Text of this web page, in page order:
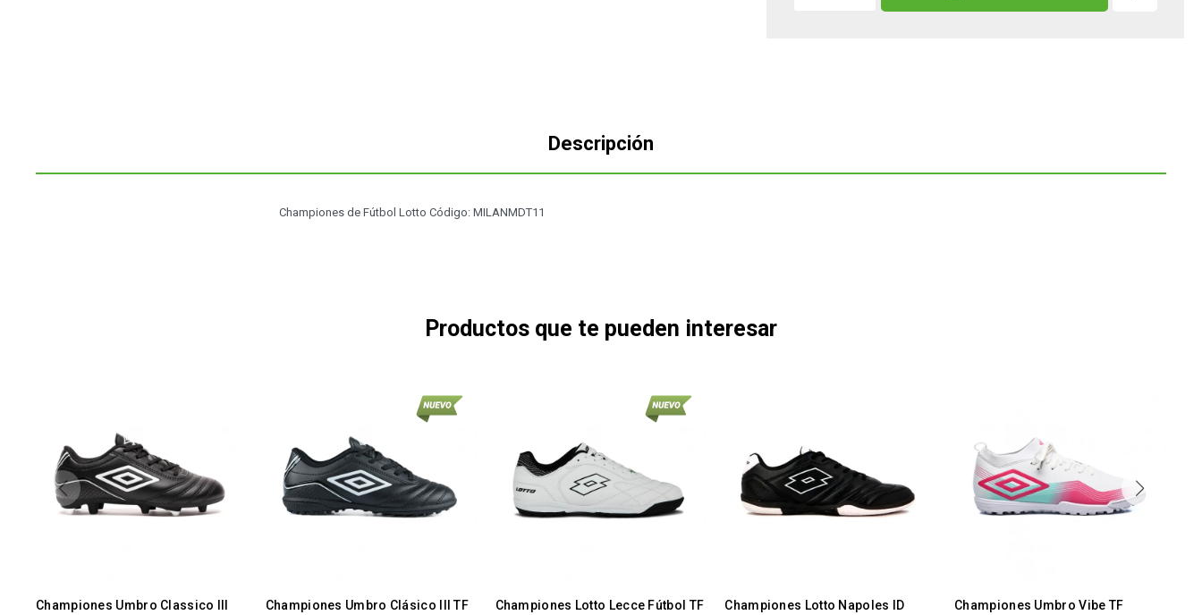
Descripción
Championes de Fútbol Lotto Código: MILANMDT11
Productos que te pueden interesar
Championes Umbro Classico III
Championes Umbro Clásico III TF
Championes Lotto Lecce Fútbol TF
Championes Lotto Napoles ID
Championes Umbro Vibe TF